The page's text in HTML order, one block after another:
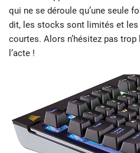
qui ne se déroule qu’une seule
dit, les stocks sont limités et
courtes. Alors n’hésitez pas
l’acte !